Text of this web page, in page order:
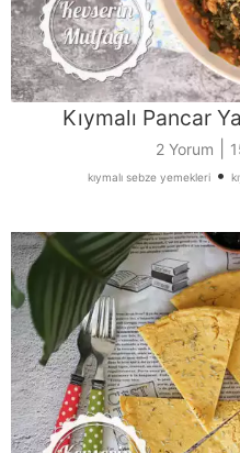
Kıymalı Pancar
2 Yorum
kıymalı sebze yemekleri •